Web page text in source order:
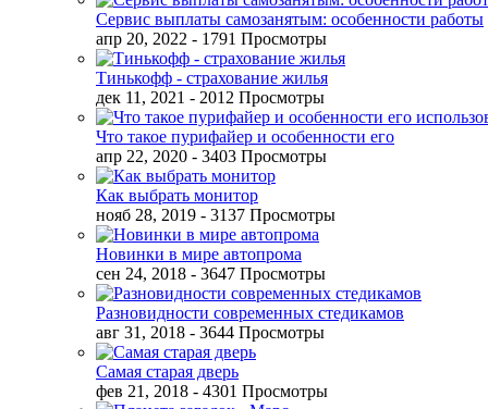
Сервис выплаты самозанятым: особенности работы
апр 20, 2022 - 1791 Просмотры
Тинькофф - страхование жилья
дек 11, 2021 - 2012 Просмотры
Что такое пурифайер и особенности его
апр 22, 2020 - 3403 Просмотры
Как выбрать монитор
нояб 28, 2019 - 3137 Просмотры
Новинки в мире автопрома
сен 24, 2018 - 3647 Просмотры
Разновидности современных стедикамов
авг 31, 2018 - 3644 Просмотры
Самая старая дверь
фев 21, 2018 - 4301 Просмотры